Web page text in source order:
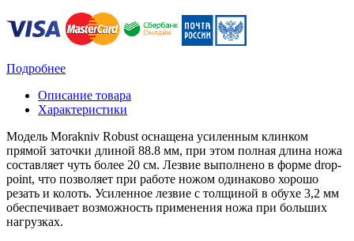
Подробнее
Описание товара
Характеристики
Модель Morakniv Robust оснащена усиленным клинком
прямой заточки длиной 88.8 мм, при этом полная длина ножа
составляет чуть более 20 см. Лезвие выполнено в форме drop-
point, что позволяет при работе ножом одинаково хорошо
резать и колоть. Усиленное лезвие с толщиной в обухе 3,2 мм
обеспечивает возможность применения ножа при больших
нагрузках.